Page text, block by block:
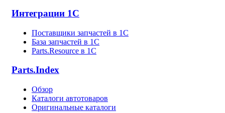
Интеграции 1С
Поставщики запчастей в 1C
База запчастей в 1С
Parts.Resource в 1C
Parts.Index
Обзор
Каталоги автотоваров
Оригинальные каталоги